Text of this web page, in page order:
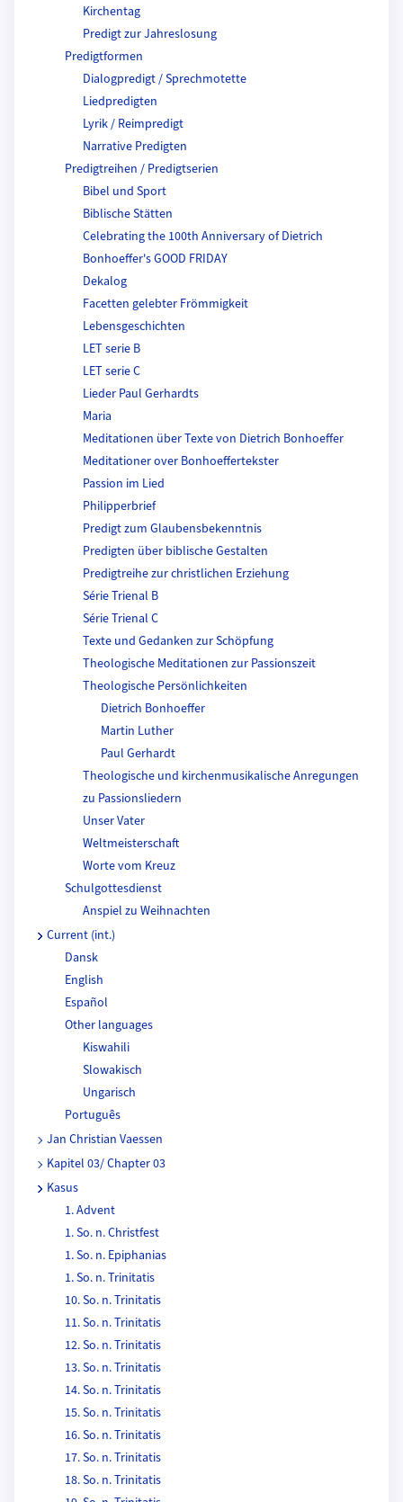
Kirchentag
Predigt zur Jahreslosung
Predigtformen
Dialogpredigt / Sprechmotette
Liedpredigten
Lyrik / Reimpredigt
Narrative Predigten
Predigtreihen / Predigtserien
Bibel und Sport
Biblische Stätten
Celebrating the 100th Anniversary of Dietrich
Bonhoeffer's GOOD FRIDAY
Dekalog
Facetten gelebter Frömmigkeit
Lebensgeschichten
LET serie B
LET serie C
Lieder Paul Gerhardts
Maria
Meditationen über Texte von Dietrich Bonhoeffer
Meditationer over Bonhoeffertekster
Passion im Lied
Philipperbrief
Predigt zum Glaubensbekenntnis
Predigten über biblische Gestalten
Predigtreihe zur christlichen Erziehung
Série Trienal B
Série Trienal C
Texte und Gedanken zur Schöpfung
Theologische Meditationen zur Passionszeit
Theologische Persönlichkeiten
Dietrich Bonhoeffer
Martin Luther
Paul Gerhardt
Theologische und kirchenmusikalische Anregungen
zu Passionsliedern
Unser Vater
Weltmeisterschaft
Worte vom Kreuz
Schulgottesdienst
Anspiel zu Weihnachten
Current (int.)
Dansk
English
Español
Other languages
Kiswahili
Slowakisch
Ungarisch
Português
Jan Christian Vaessen
Kapitel 03/ Chapter 03
Kasus
1. Advent
1. So. n. Christfest
1. So. n. Epiphanias
1. So. n. Trinitatis
10. So. n. Trinitatis
11. So. n. Trinitatis
12. So. n. Trinitatis
13. So. n. Trinitatis
14. So. n. Trinitatis
15. So. n. Trinitatis
16. So. n. Trinitatis
17. So. n. Trinitatis
18. So. n. Trinitatis